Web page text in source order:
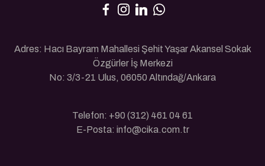
Adres: Hacı Bayram Mahallesi Şehit Yaşar Akansel Sokak
Özgürler İş Merkezi
No: 3/3-21 Ulus, 06050 Altındağ/Ankara
Telefon: +90 (312) 461 04 61
E-Posta: info@cika.com.tr